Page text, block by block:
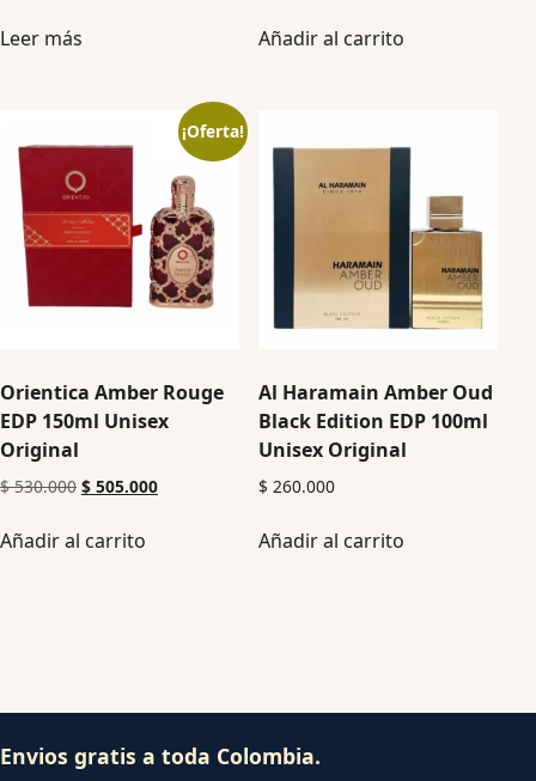
Leer más Añadir al carrito
¡Oferta!
Orientica Amber Rouge
EDP 150ml Unisex
Original
$530.000 $ 505.000
Añadir al carrito
Al Haramain Amber Oud
Black Edition EDP 100ml
Unisex Original
$ 260.000
Añadir al carrito
Envios gratis a toda Colombia.